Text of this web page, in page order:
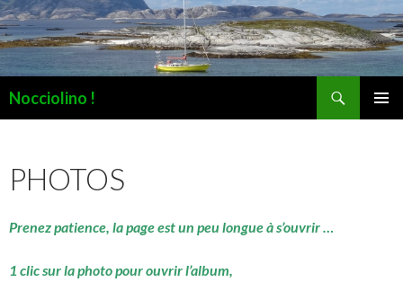
Nocciolino !
PHOTOS
Prenez patience, la page est un peu longue à s’ouvrir …
1 clic sur la photo pour ouvrir l’album,